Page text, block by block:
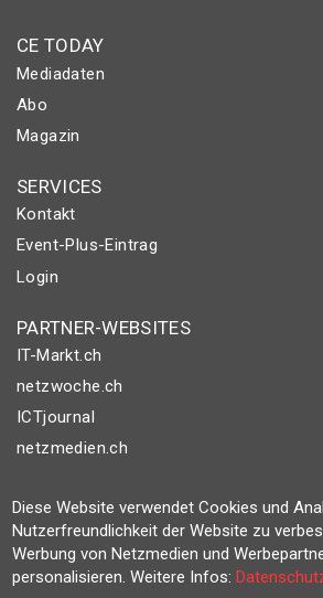
CE TODAY
Mediadaten
Abo
Magazin
SERVICES
Kontakt
Event-Plus-Eintrag
Login
PARTNER-WEBSITES
IT-Markt.ch
netzwoche.ch
ICTjournal
netzmedien.ch
© NETZMEDIEN AG 2026
Impressum
AGB
Nutzungsbestimmungen
Diese Website verwendet Cookies und
Nutzerfreundlichkeit der Website zu
Werbung von Netzmedien und
personalisieren. Weitere Infos: